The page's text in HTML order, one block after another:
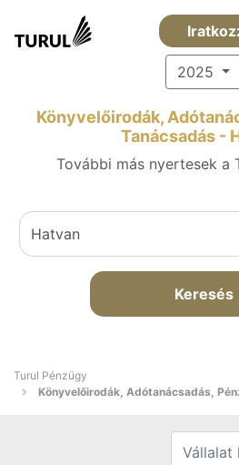
2025
Könyvelőirodák,
Tanácsadás -
További más nyertesek a
Keresés
Turul Pénzügy
Könyvelőirodák, Adótanácsadás,